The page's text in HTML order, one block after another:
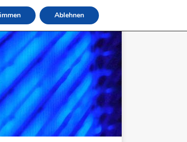
Ablehnen